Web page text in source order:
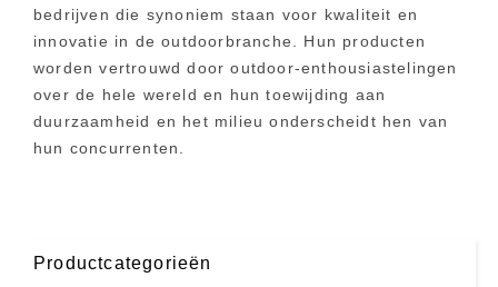
bedrijven die synoniem staan voor kwaliteit en
innovatie in de outdoorbranche. Hun producten
worden vertrouwd door outdoor-enthousiastelingen
over de hele wereld en hun toewijding aan
duurzaamheid en het milieu onderscheidt hen van
hun concurrenten.
Productcategorieën